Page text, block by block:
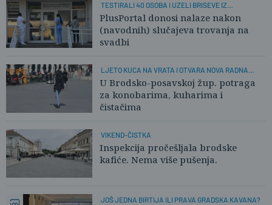
TESTIRALI 40 OSOBA I UZELI BRISEVE IZ
RESTORANA
PlusPortal donosi nalaze nakon
(navodnih) slučajeva trovanja na
svadbi
LJETO KUCA NA VRATA I OTVARA NOVA RADNA
MJESTA
U Brodsko-posavskoj žup. potraga
za konobarima, kuharima i
čistačima
VIKEND-ČISTKA
Inspekcija pročešljala brodske
kafiće. Nema više pušenja.
JOŠ JEDNA BIRTIJA ILI PRAVA GRADSKA KAVANA?